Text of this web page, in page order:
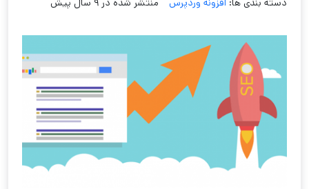
دسته بندی ها: افزونه وردپرس منتشر شده در 9 سال پیش